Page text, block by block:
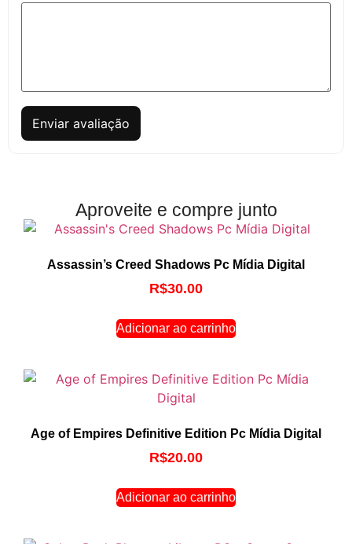
Enviar avaliação
Aproveite e compre junto
Assassin’s Creed Shadows Pc Mídia Digital
R$30.00
Adicionar ao carrinho
Age of Empires Definitive Edition Pc Mídia Digital
R$20.00
Adicionar ao carrinho